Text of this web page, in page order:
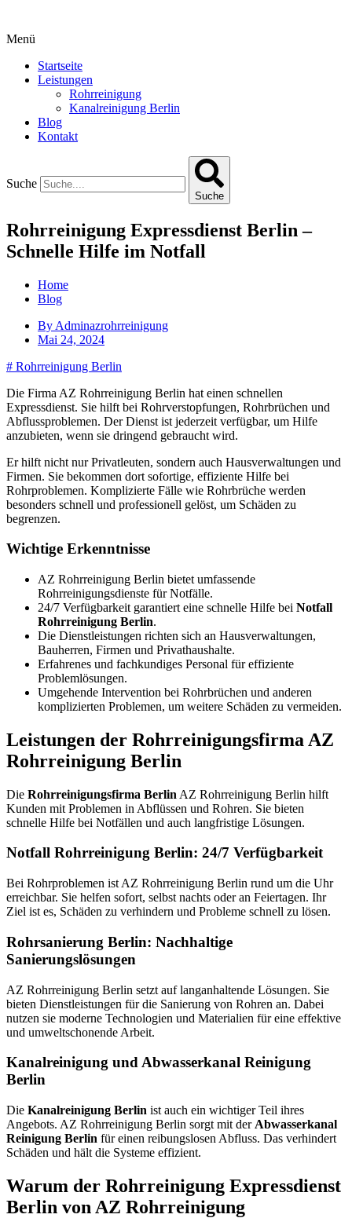
Menü
Startseite
Leistungen
Rohrreinigung
Kanalreinigung Berlin
Blog
Kontakt
Suche
Suche
Rohrreinigung Expressdienst Berlin –
Schnelle Hilfe im Notfall
Home
Blog
By Adminazrohrreinigung
Mai 24, 2024
# Rohrreinigung Berlin
Die Firma AZ Rohrreinigung Berlin hat einen schnellen
Expressdienst. Sie hilft bei Rohrverstopfungen, Rohrbrüchen und
Abflussproblemen. Der Dienst ist jederzeit verfügbar, um Hilfe
anzubieten, wenn sie dringend gebraucht wird.
Er hilft nicht nur Privatleuten, sondern auch Hausverwaltungen und
Firmen. Sie bekommen dort sofortige, effiziente Hilfe bei
Rohrproblemen. Komplizierte Fälle wie Rohrbrüche werden
besonders schnell und professionell gelöst, um Schäden zu
begrenzen.
Wichtige Erkenntnisse
AZ Rohrreinigung Berlin bietet umfassende
Rohrreinigungsdienste für Notfälle.
24/7 Verfügbarkeit garantiert eine schnelle Hilfe bei Notfall
Rohrreinigung Berlin.
Die Dienstleistungen richten sich an Hausverwaltungen,
Bauherren, Firmen und Privathaushalte.
Erfahrenes und fachkundiges Personal für effiziente
Problemlösungen.
Umgehende Intervention bei Rohrbrüchen und anderen
komplizierten Problemen, um weitere Schäden zu vermeiden.
Leistungen der Rohrreinigungsfirma AZ
Rohrreinigung Berlin
Die Rohrreinigungsfirma Berlin AZ Rohrreinigung Berlin hilft
Kunden mit Problemen in Abflüssen und Rohren. Sie bieten
schnelle Hilfe bei Notfällen und auch langfristige Lösungen.
Notfall Rohrreinigung Berlin: 24/7 Verfügbarkeit
Bei Rohrproblemen ist AZ Rohrreinigung Berlin rund um die Uhr
erreichbar. Sie helfen sofort, selbst nachts oder an Feiertagen. Ihr
Ziel ist es, Schäden zu verhindern und Probleme schnell zu lösen.
Rohrsanierung Berlin: Nachhaltige
Sanierungslösungen
AZ Rohrreinigung Berlin setzt auf langanhaltende Lösungen. Sie
bieten Dienstleistungen für die Sanierung von Rohren an. Dabei
nutzen sie moderne Technologien und Materialien für eine effektive
und umweltschonende Arbeit.
Kanalreinigung und Abwasserkanal Reinigung
Berlin
Die Kanalreinigung Berlin ist auch ein wichtiger Teil ihres
Angebots. AZ Rohrreinigung Berlin sorgt mit der Abwasserkanal
Reinigung Berlin für einen reibungslosen Abfluss. Das verhindert
Schäden und hält die Systeme effizient.
Warum der Rohrreinigung Expressdienst
Berlin von AZ Rohrreinigung